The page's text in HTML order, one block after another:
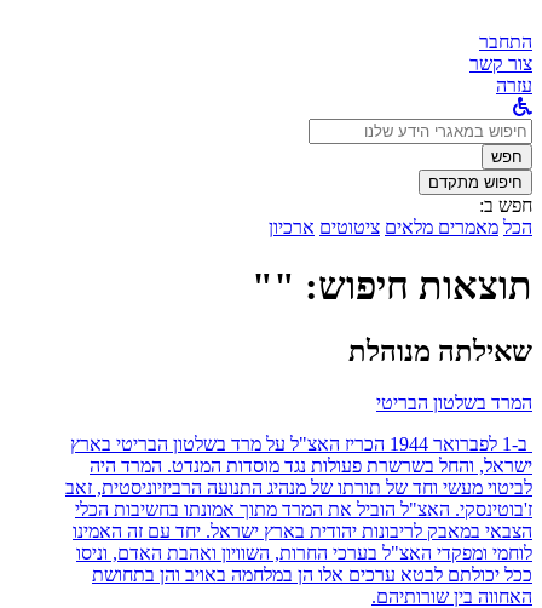
התחבר
צור קשר
עזרה
לחפש
ב:חפש
חיפוש מתקדם
חפש ב:
הכל מאמרים מלאים ציטוטים ארכיון
תוצאות חיפוש: ""
שאילתה מנוהלת
המרד בשלטון הבריטי
ב-1 לפברואר 1944 הכריז האצ"ל על מרד בשלטון הבריטי בארץ
ישראל, והחל בשרשרת פעולות נגד מוסדות המנדט. המרד היה
לביטוי מעשי וחד של תורתו של מנהיג התנועה הרביזיוניסטית, זאב
ז'בוטינסקי. האצ"ל הוביל את המרד מתוך אמונתו בחשיבות הכלי
הצבאי במאבק לריבונות יהודית בארץ ישראל. יחד עם זה האמינו
לוחמי ומפקדי האצ"ל בערכי החרות, השוויון ואהבת האדם, וניסו
ככל יכולתם לבטא ערכים אלו הן במלחמה באויב והן בתחושת
האחווה בין שורותיהם.